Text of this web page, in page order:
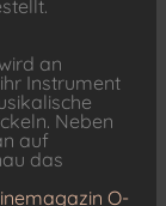
an
Instrument
Neben
auf
das
O-